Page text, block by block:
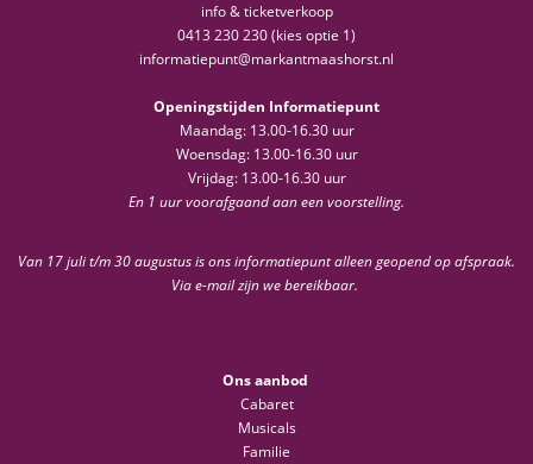
info & ticketverkoop
0413 230 230 (kies optie 1)
informatiepunt@markantmaashorst.nl
Openingstijden Informatiepunt
Maandag: 13.00-16.30 uur
Woensdag: 13.00-16.30 uur
Vrijdag: 13.00-16.30 uur
En 1 uur voorafgaand aan een voorstelling.
Van 17 juli t/m 30 augustus is ons informatiepunt alleen geopend op afspraak.
Via e-mail zijn we bereikbaar.
Ons aanbod
Cabaret
Musicals
Familie